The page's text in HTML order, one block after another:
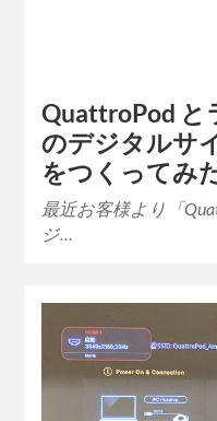
QuattroPod と
のデジタルサ
をつくってみた
最近お客様より「
ジ…